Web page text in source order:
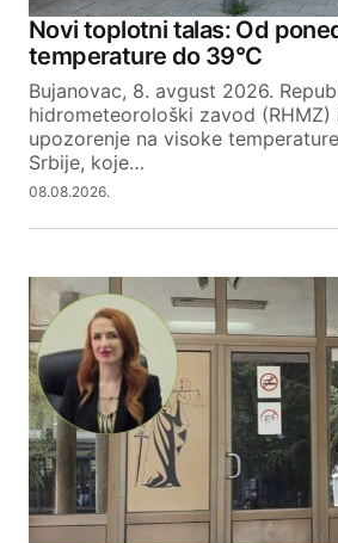
Novi toplotni talas: Od
temperature do 39°C
Bujanovac, 8. avgust 2026.
hidrometeorološki zavod (RHMZ)
upozorenje na visoke
Srbije, koje…
08.08.2026.